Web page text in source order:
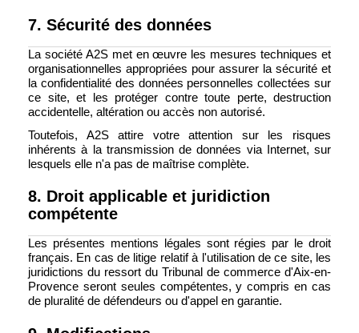
7. Sécurité des données
La société A2S met en œuvre les mesures techniques et
organisationnelles appropriées pour assurer la sécurité et
la confidentialité des données personnelles collectées sur
ce site, et les protéger contre toute perte, destruction
accidentelle, altération ou accès non autorisé.
Toutefois, A2S attire votre attention sur les risques
inhérents à la transmission de données via Internet, sur
lesquels elle n'a pas de maîtrise complète.
8. Droit applicable et juridiction
compétente
Les présentes mentions légales sont régies par le droit
français. En cas de litige relatif à l'utilisation de ce site, les
juridictions du ressort du Tribunal de commerce d'Aix-en-
Provence seront seules compétentes, y compris en cas
de pluralité de défendeurs ou d'appel en garantie.